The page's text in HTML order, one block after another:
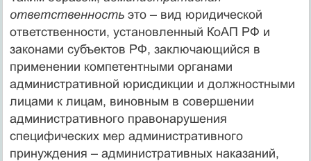
ответственностьэто – вид юридической
ответственности, установленный КоАП РФ и
законами субъектов РФ, заключающийся в
применении компетентными органами
административной юрисдикции и должностными
лицами к лицам, виновным в совершении
административного правонарушения
специфических мер административного
принуждения – административных наказаний,